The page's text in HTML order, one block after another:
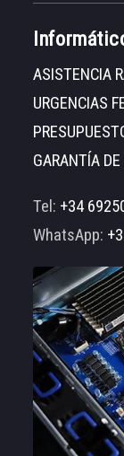
ASISTENCIA
URGENCIAS
GARANTÍA
Tel: +34
WhatsApp: